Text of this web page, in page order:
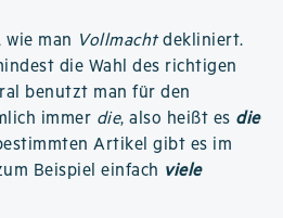
wie man Vollmachtdekliniert.
die Wahl des richtigen
benutzt man für den
immer die, also heißt es die
Artikel gibt es im
Beispiel einfach viele